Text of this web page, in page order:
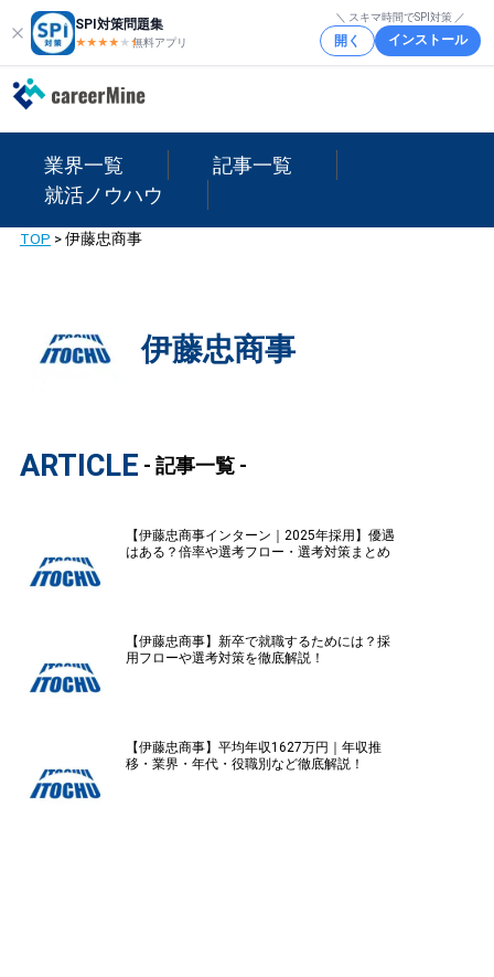
SPI対策問題集
★★★★ ★★
無料アプリ
＼ スキマ時間でSPI対策 ／
開く インストール
業界一覧
記事一覧
就活ノウハウ
TOP >伊藤忠商事
伊藤忠商事
ARTICLE - 記事一覧 -
【伊藤忠商事インターン｜2025年採用】優遇
はある？倍率や選考フロー・選考対策まとめ
【伊藤忠商事】新卒で就職するためには？採
用フローや選考対策を徹底解説！
【伊藤忠商事】平均年収1627万円｜年収推
移・業界・年代・役職別など徹底解説！